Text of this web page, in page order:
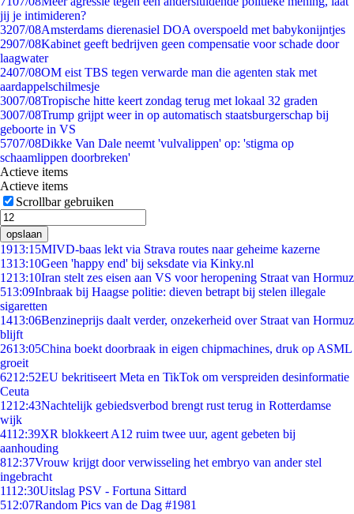
jij je intimideren?
3207/08Amsterdams dierenasiel DOA overspoeld met babykonijntjes
2907/08Kabinet geeft bedrijven geen compensatie voor schade door
laagwater
2407/08OM eist TBS tegen verwarde man die agenten stak met
aardappelschilmesje
3007/08Tropische hitte keert zondag terug met lokaal 32 graden
3007/08Trump grijpt weer in op automatisch staatsburgerschap bij
geboorte in VS
5707/08Dikke Van Dale neemt 'vulvalippen' op: 'stigma op
schaamlippen doorbreken'
Actieve items
Actieve items
Scrollbar gebruiken
opslaan
1913:15MIVD-baas lekt via Strava routes naar geheime kazerne
1313:10Geen 'happy end' bij seksdate via Kinky.nl
1213:10Iran stelt zes eisen aan VS voor heropening Straat van Hormuz
513:09Inbraak bij Haagse politie: dieven betrapt bij stelen illegale
sigaretten
1413:06Benzineprijs daalt verder, onzekerheid over Straat van Hormuz
blijft
2613:05China boekt doorbraak in eigen chipmachines, druk op ASML
groeit
6212:52EU bekritiseert Meta en TikTok om verspreiden desinformatie
Ceuta
1212:43Nachtelijk gebiedsverbod brengt rust terug in Rotterdamse
wijk
4112:39XR blokkeert A12 ruim twee uur, agent gebeten bij
aanhouding
812:37Vrouw krijgt door verwisseling het embryo van ander stel
ingebracht
1112:30Uitslag PSV - Fortuna Sittard
512:07Random Pics van de Dag #1981